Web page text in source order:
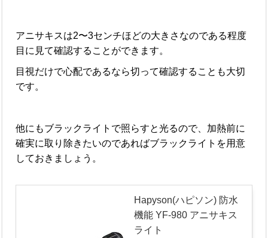
アニサキスは2〜3センチほどの大きさなのである程度
目に見て確認することができます。
目視だけで心配であるなら切って確認することも大切
です。
他にもブラックライトで照らすと光るので、加熱前に
確実に取り除きたいのであればブラックライトを用意
しておきましょう。
Hapyson(ハピソン) 防水
機能 YF-980 アニサキス
ライト